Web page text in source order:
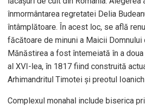
înmormântarea regretatei Delia
întâmplătoare. În acest loc, se află
făcătoare de minuni a Maicii Domnului
Mănăstirea a fost întemeiată în a
al XVI-lea, în 1817 fiind construită
Arhimandritul Timotei și preotul
Complexul monahal include biserica